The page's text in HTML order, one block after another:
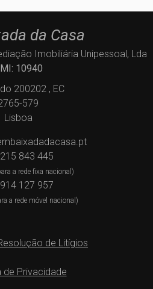
da Casa
Imobiliária Unipessoal, Lda
10940
200202 , EC
579
Lisboa
215 843 445
a rede fixa nacional)
914 127 957
a rede móvel nacional)
de Litígios
de Privacidade